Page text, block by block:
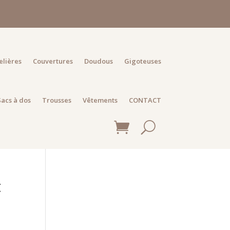
Couvertures Doudous Gigoteuses
à dos Trousses Vêtements CONTACT